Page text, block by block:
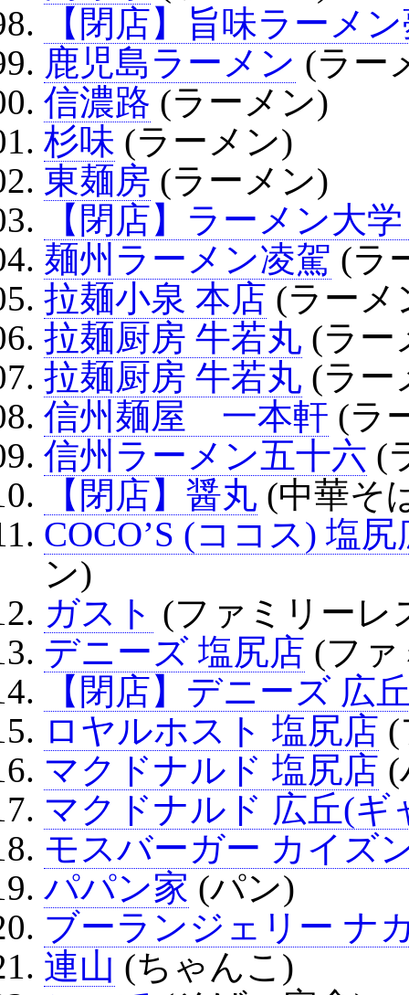
【閉店】旨味ラーメ
鹿児島ラーメン (ラー
信濃路 (ラーメン)
杉味 (ラーメン)
東麺房 (ラーメン)
【閉店】ラーメン大
麺州ラーメン凌駕 (ラ
拉麺小泉 本店 (ラーメ
拉麺厨房 牛若丸 (ラー
拉麺厨房 牛若丸 (ラー
信州麺屋 一本軒 (ラ
信州ラーメン五十六 (
【閉店】醤丸 (中華そ
COCO’S (ココス) 塩
ン)
ガスト (ファミリーレ
デニーズ 塩尻店 (ファ
【閉店】デニーズ 広
ロヤルホスト 塩尻店 (
マクドナルド 塩尻店 (
マクドナルド 広丘(ギ
モスバーガー カイズ
パパン家 (パン)
ブーランジェリー ナ
連山 (ちゃんこ)